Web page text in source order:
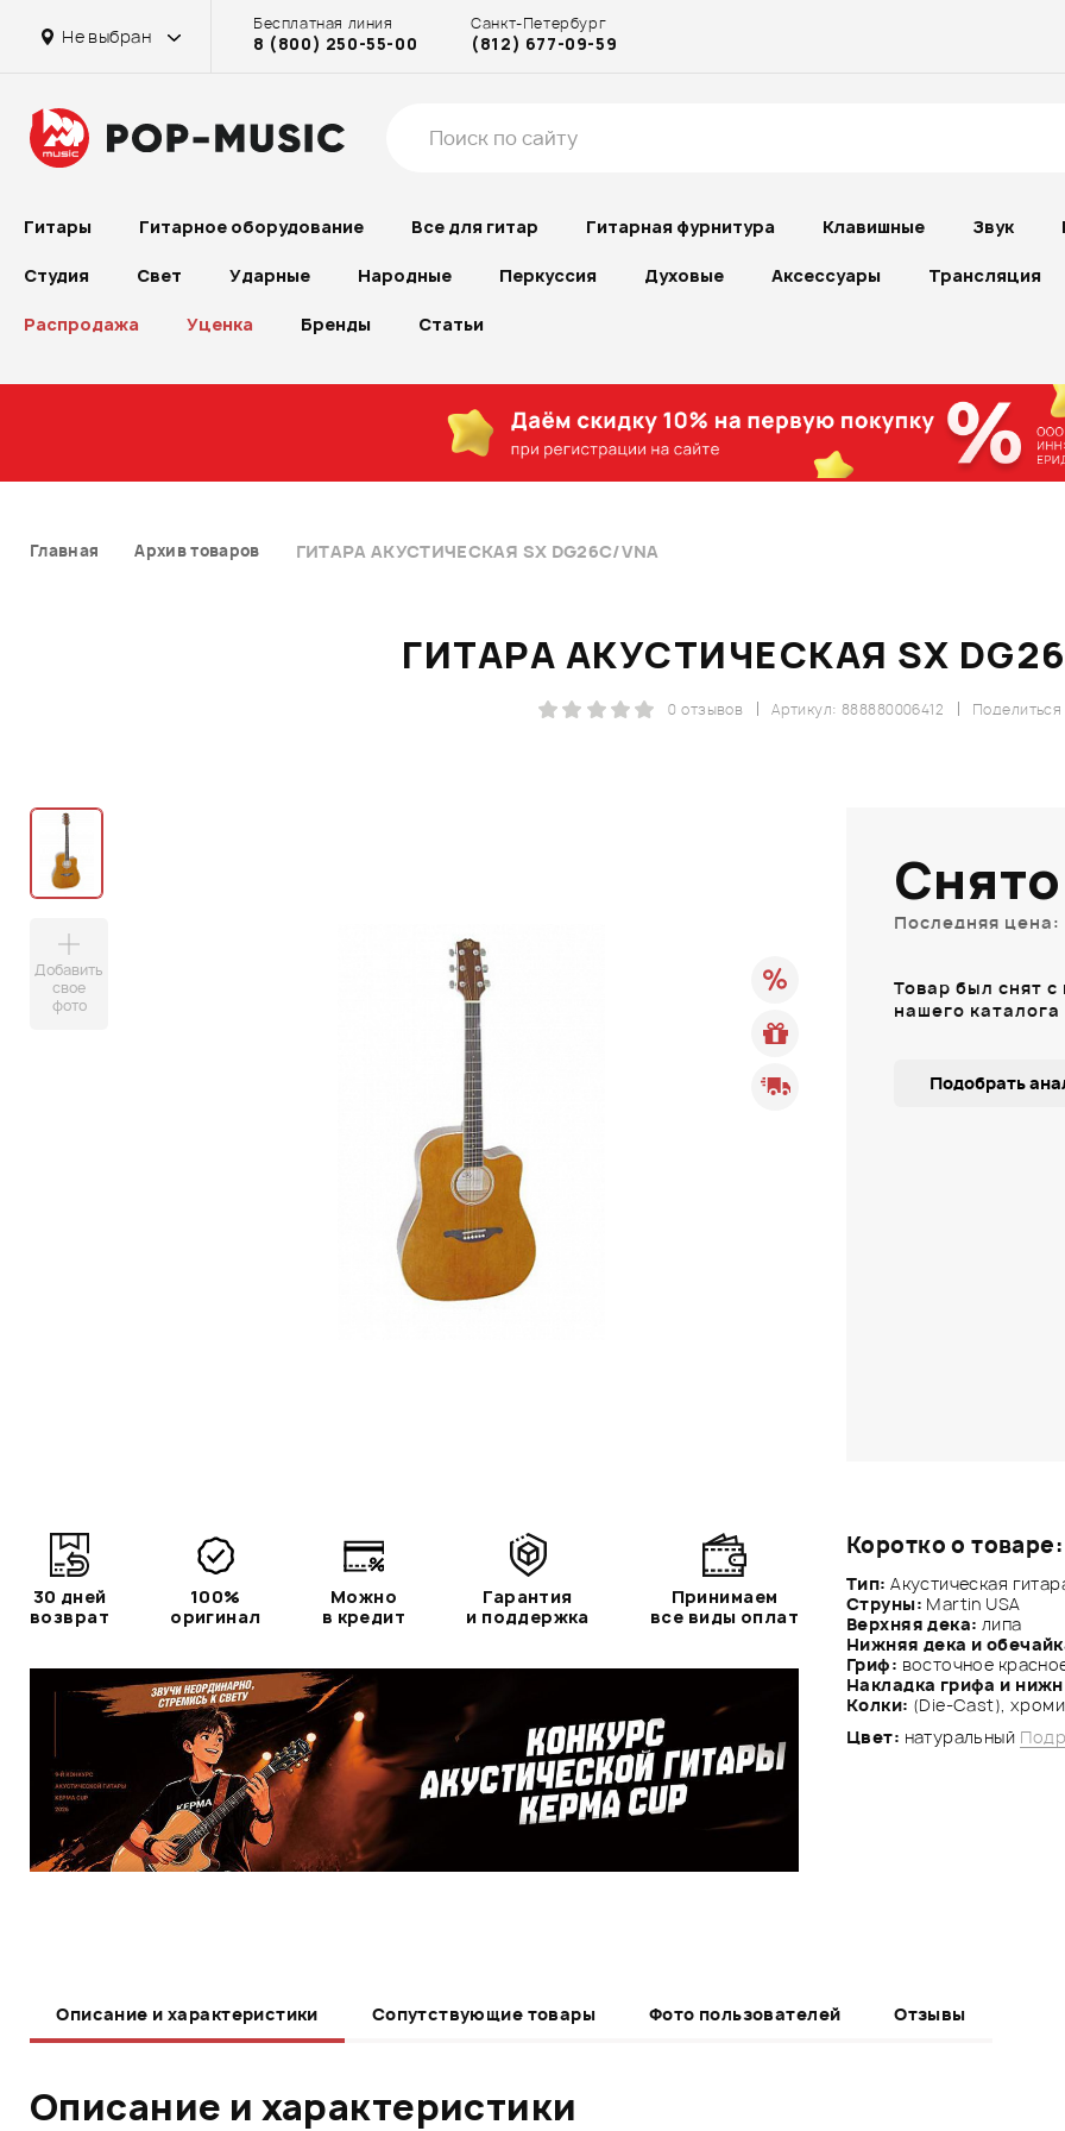
Не выбран
Бесплатная линия
8 (800) 250-55-00
Санкт-Петербург
(812) 677-09-59
Гитары Гитарное оборудование Все для гитар Гитарная фурнитура Клавишные Звук
Студия Свет Ударные Народные Перкуссия Духовые Аксессуары Трансляция
Распродажа Уценка Бренды Статьи
Главная Архив товаров ГИТАРА АКУСТИЧЕСКАЯ SX DG26C/VNA
ГИТАРА АКУСТИЧЕСКАЯ SX
Поделиться
Артикул: 888880006412
0 отзывов
Добавить
свое
фото
Коротко о товаре:
Тип: Акустическая
Струны: Martin USA
Верхняя дека: липа
Нижняя дека и
Гриф: восточное
Накладка грифа и
Колки: (Die-Cast),
Цвет: натуральный
Последняя цена:
Товар был снят
нашего каталога
Подобрать
30 дней
возврат
100%
оригинал
Можно
в кредит
Гарантия
и поддержка
Принимаем
все виды оплат
Описание и характеристики Сопутствующие товары Фото пользователей Отзывы
Описание и характеристики